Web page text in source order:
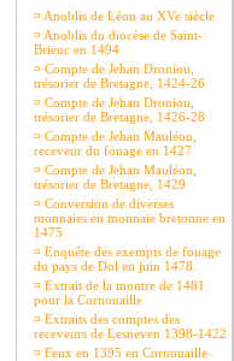
¤ Anoblis de Léon au XVe siècle
¤ Anoblis du diocèse de Saint-
Brieuc en 1494
¤ Compte de Jehan Droniou,
trésorier de Bretagne, 1424-26
¤ Compte de Jehan Droniou,
trésorier de Bretagne, 1426-28
¤ Compte de Jehan Mauléon,
receveur du fouage en 1427
¤ Compte de Jehan Mauléon,
trésorier de Bretagne, 1429
¤ Conversion de diverses
monnaies en monnaie bretonne en
1475
¤ Enquête des exempts de fouage
du pays de Dol en juin 1478.
¤ Extrait de la montre de 1481
pour la Cornouaille
¤ Extraits des comptes des
receveurs de Lesneven 1398-1422
¤ Feux en 1395 en Cornouaille